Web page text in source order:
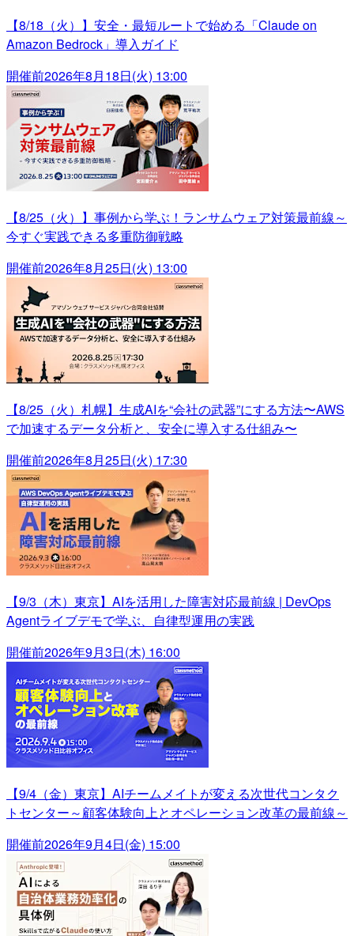
【8/18（火）】安全・最短ルートで始める「Claude on
Amazon Bedrock」導入ガイド
開催前2026年8月18日(火) 13:00
【8/25（火）】事例から学ぶ！ランサムウェア対策最前線～
今すぐ実践できる多重防御戦略
開催前2026年8月25日(火) 13:00
【8/25（火）札幌】生成AIを“会社の武器”にする方法〜AWS
で加速するデータ分析と、安全に導入する仕組み〜
開催前2026年8月25日(火) 17:30
【9/3（木）東京】AIを活用した障害対応最前線 | DevOps
Agentライブデモで学ぶ、自律型運用の実践
開催前2026年9月3日(木) 16:00
【9/4（金）東京】AIチームメイトが変える次世代コンタク
トセンター～顧客体験向上とオペレーション改革の最前線～
開催前2026年9月4日(金) 15:00